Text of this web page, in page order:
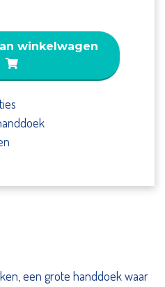
winkelwagen
een grote handdoek waar